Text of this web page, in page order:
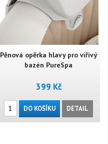
Pěnová opěrka hlavy pro vířivý
bazén PureSpa
399 Kč
DO KOŠÍKU DETAIL